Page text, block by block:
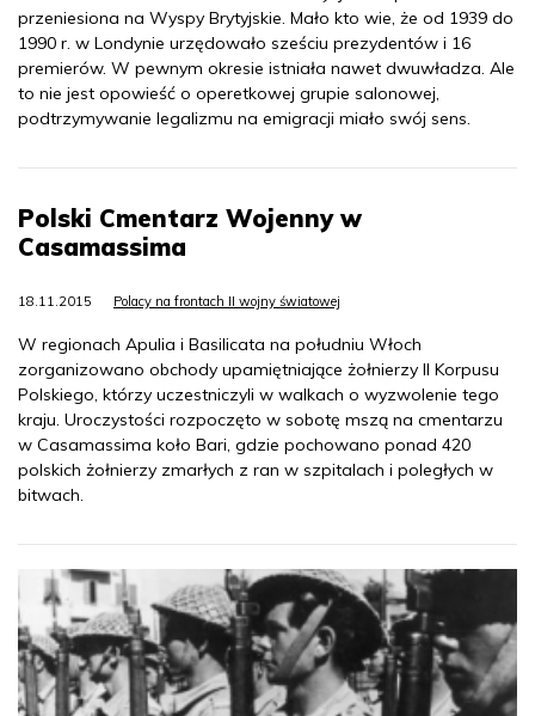
przeniesiona na Wyspy Brytyjskie. Mało kto wie, że od 1939 do
1990 r. w Londynie urzędowało sześciu prezydentów i 16
premierów. W pewnym okresie istniała nawet dwuwładza. Ale
to nie jest opowieść o operetkowej grupie salonowej,
podtrzymywanie legalizmu na emigracji miało swój sens.
Polski Cmentarz Wojenny w
Casamassima
18.11.2015 Polacy na frontach II wojny światowej
W regionach Apulia i Basilicata na południu Włoch
zorganizowano obchody upamiętniające żołnierzy II Korpusu
Polskiego, którzy uczestniczyli w walkach o wyzwolenie tego
kraju. Uroczystości rozpoczęto w sobotę mszą na cmentarzu
w Casamassima koło Bari, gdzie pochowano ponad 420
polskich żołnierzy zmarłych z ran w szpitalach i poległych w
bitwach.